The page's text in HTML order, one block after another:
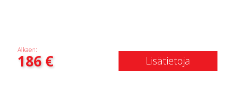
Alkaen:
186€ Lisätietoja